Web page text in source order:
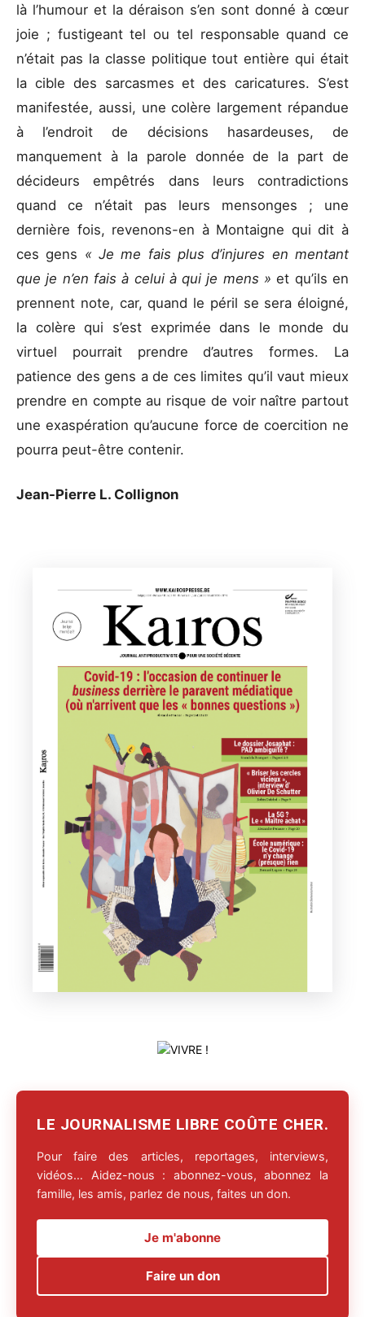
là l’humour et la déraison s’en sont donné à cœur
joie ; fustigeant tel ou tel responsable quand ce
n’était pas la classe politique tout entière qui était
la cible des sarcasmes et des caricatures. S’est
manifestée, aussi, une colère largement répandue
à l’endroit de décisions hasardeuses, de
manquement à la parole donnée de la part de
décideurs empêtrés dans leurs contradictions
quand ce n’était pas leurs mensonges ; une
dernière fois, revenons-en à Montaigne qui dit à
ces gens « Je me fais plus d’injures en mentant
que je n’en fais à celui à qui je mens »et qu’ils en
prennent note, car, quand le péril se sera éloigné,
la colère qui s’est exprimée dans le monde du
virtuel pourrait prendre d’autres formes. La
patience des gens a de ces limites qu’il vaut mieux
prendre en compte au risque de voir naître partout
une exaspération qu’aucune force de coercition ne
pourra peut-être contenir.
Jean-Pierre L. Collignon
LE JOURNALISME LIBRE COÛTE CHER.
Pour faire des articles, reportages, interviews,
vidéos… Aidez-nous : abonnez-vous, abonnez la
famille, les amis, parlez de nous, faites un don.
Je m'abonne
Faire un don